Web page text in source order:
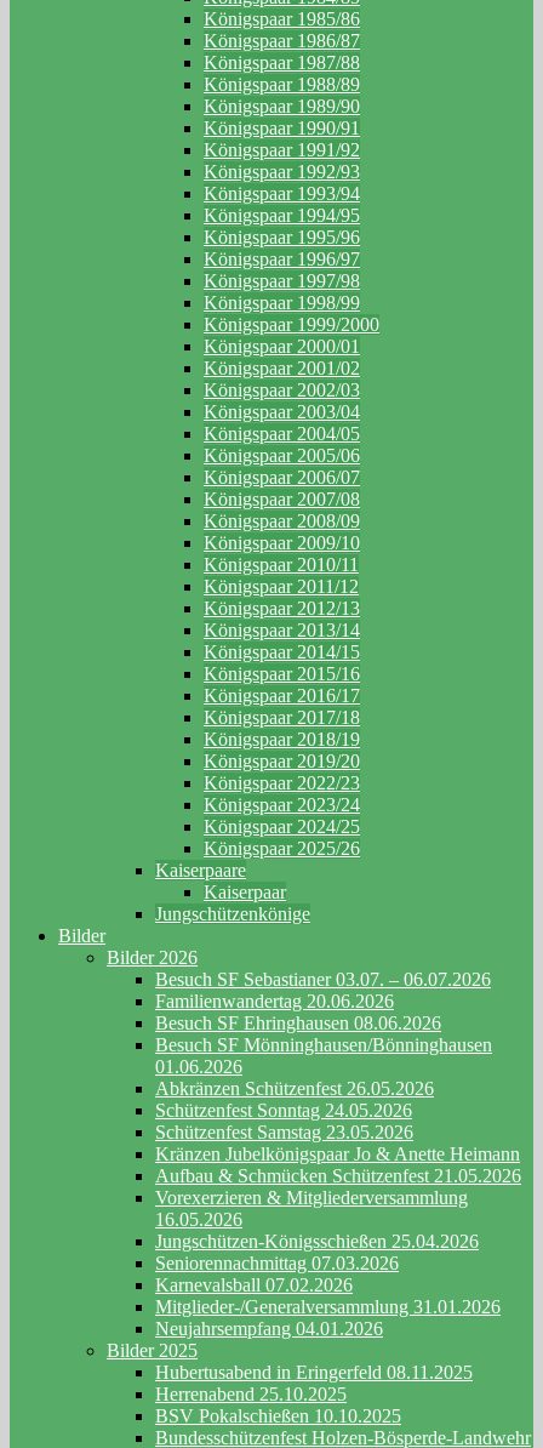
Königspaar 1985/86
Königspaar 1986/87
Königspaar 1987/88
Königspaar 1988/89
Königspaar 1989/90
Königspaar 1990/91
Königspaar 1991/92
Königspaar 1992/93
Königspaar 1993/94
Königspaar 1994/95
Königspaar 1995/96
Königspaar 1996/97
Königspaar 1997/98
Königspaar 1998/99
Königspaar 1999/2000
Königspaar 2000/01
Königspaar 2001/02
Königspaar 2002/03
Königspaar 2003/04
Königspaar 2004/05
Königspaar 2005/06
Königspaar 2006/07
Königspaar 2007/08
Königspaar 2008/09
Königspaar 2009/10
Königspaar 2010/11
Königspaar 2011/12
Königspaar 2012/13
Königspaar 2013/14
Königspaar 2014/15
Königspaar 2015/16
Königspaar 2016/17
Königspaar 2017/18
Königspaar 2018/19
Königspaar 2019/20
Königspaar 2022/23
Königspaar 2023/24
Königspaar 2024/25
Königspaar 2025/26
Kaiserpaare
Kaiserpaar
Jungschützenkönige
Bilder
Bilder 2026
Besuch SF Sebastianer 03.07. – 06.07.2026
Familienwandertag 20.06.2026
Besuch SF Ehringhausen 08.06.2026
Besuch SF Mönninghausen/Bönninghausen
01.06.2026
Abkränzen Schützenfest 26.05.2026
Schützenfest Sonntag 24.05.2026
Schützenfest Samstag 23.05.2026
Kränzen Jubelkönigspaar Jo & Anette Heimann
Aufbau & Schmücken Schützenfest 21.05.2026
Vorexerzieren & Mitgliederversammlung
16.05.2026
Jungschützen-Königsschießen 25.04.2026
Seniorennachmittag 07.03.2026
Karnevalsball 07.02.2026
Mitglieder-/Generalversammlung 31.01.2026
Neujahrsempfang 04.01.2026
Bilder 2025
Hubertusabend in Eringerfeld 08.11.2025
Herrenabend 25.10.2025
BSV Pokalschießen 10.10.2025
Bundesschützenfest Holzen-Bösperde-Landwehr